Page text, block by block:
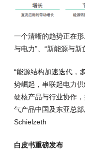
一个清晰的趋势正在
与电力”、“新能源与新
“能源结构加速迭代，
势崛起，串联起电力
硬核产品与行业协作
气产品中国及东亚总
Schielzeth
白皮书重磅发布